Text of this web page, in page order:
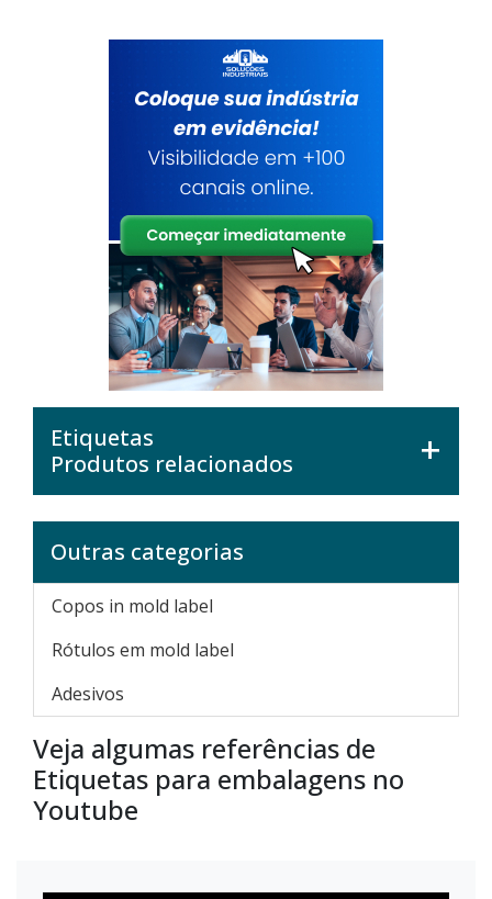
Etiquetas
Produtos relacionados
Outras categorias
Copos in mold label
Rótulos em mold label
Adesivos
Veja algumas referências de
Etiquetas para embalagens no
Youtube